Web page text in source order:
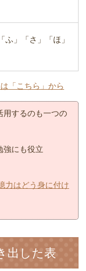
ふ」「さ」「ほ」
「こちら」から
用するのも一つの
強にも役立
力はどう身に付け
出した表